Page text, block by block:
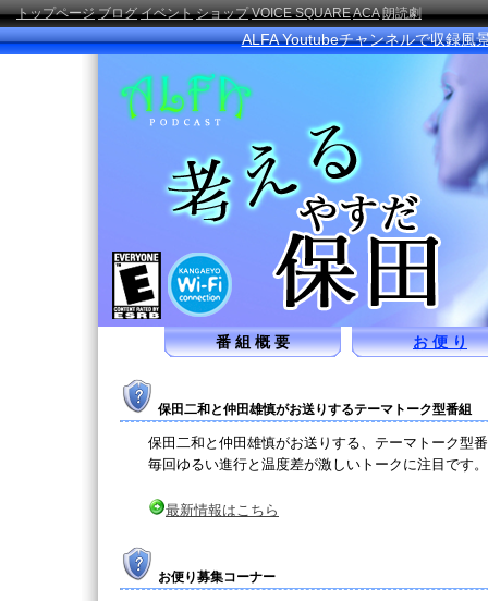
トップページ ブログ イベント ショップ VOICE SQUAREACA 朗読劇
ALFA Youtubeチャンネルで収録風
番 組 概 要 お 便 り
保田二和と仲田雄慎がお送りするテーマトーク型番組
保田二和と仲田雄慎がお送りする、テーマトーク型
毎回ゆるい進行と温度差が激しいトークに注目です。
最新情報はこちら
お便り募集コーナー